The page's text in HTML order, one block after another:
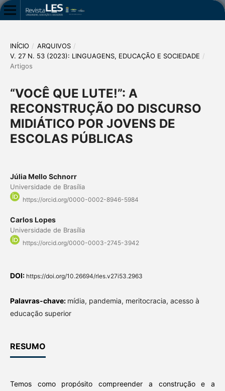
INÍCIO / ARQUIVOS /
V. 27 N. 53 (2023): LINGUAGENS, EDUCAÇÃO E SOCIEDADE /
Artigos
“VOCÊ QUE LUTE!”: A
RECONSTRUÇÃO DO DISCURSO
MIDIÁTICO POR JOVENS DE
ESCOLAS PÚBLICAS
Júlia Mello Schnorr
Universidade de Brasília
https://orcid.org/0000-0002-8946-5984
Carlos Lopes
Universidade de Brasília
https://orcid.org/0000-0003-2745-3942
DOI: https://doi.org/10.26694/rles.v27i53.2963
Palavras-chave: mídia, pandemia, meritocracia, acesso à
educação superior
RESUMO
Temos como propósito compreender a construção e a